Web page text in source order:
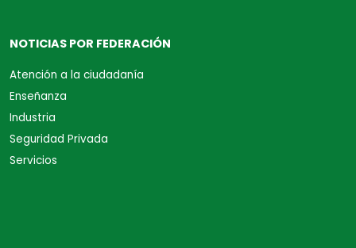
NOTICIAS POR FEDERACIÓN
Atención a la ciudadanía
Enseñanza
Industria
Seguridad Privada
Servicios